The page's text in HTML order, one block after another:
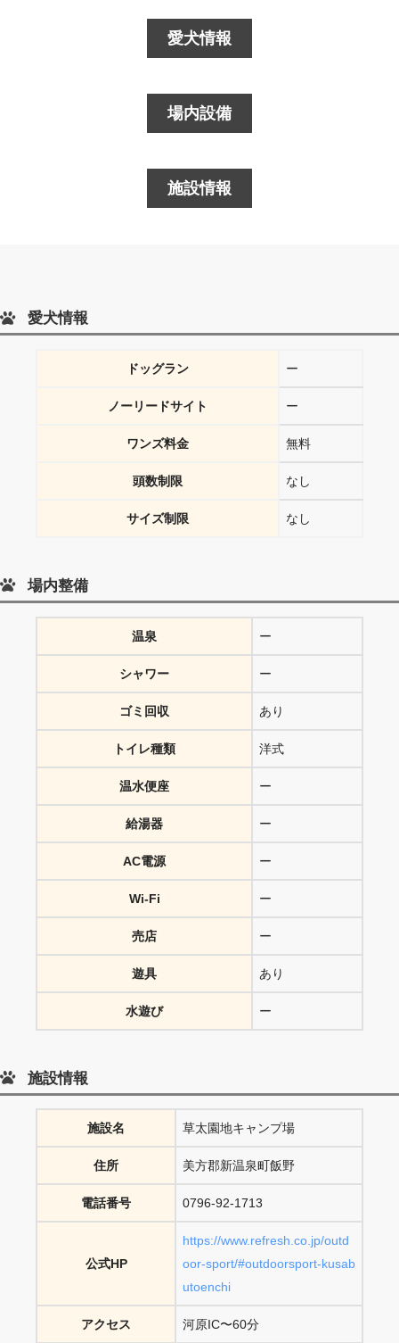
愛犬情報
場内設備
施設情報
愛犬情報
ドッグラン ー
ノーリードサイト ー
ワンズ料金 無料
頭数制限 なし
サイズ制限 なし
場内整備
温泉 ー
シャワー ー
ゴミ回収 あり
トイレ種類 洋式
温水便座 ー
給湯器 ー
AC電源 ー
Wi-Fi ー
売店 ー
遊具 あり
水遊び ー
施設情報
施設名 草太園地キャンプ場
住所 美方郡新温泉町飯野
電話番号 0796-92-1713
公式HP
https://www.refresh.co.jp/outd
oor-sport/#outdoorsport-kusab
utoenchi
アクセス 河原IC〜60分